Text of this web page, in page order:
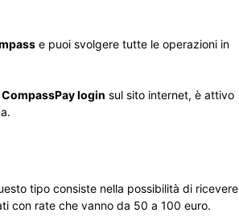
e puoi svolgere tutte le operazioni in
CompassPay login sul sito internet, è attivo
tipo consiste nella possibilità di ricevere
con rate che vanno da 50 a 100 euro.